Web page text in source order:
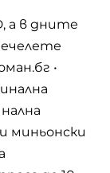
а в дните
•
миньонски